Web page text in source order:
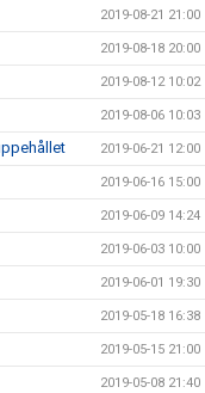
2019-08-21 21:00
2019-08-18 20:00
2019-08-12 10:02
2019-08-06 10:03
2019-06-21 12:00
2019-06-16 15:00
2019-06-09 14:24
2019-06-03 10:00
2019-06-01 19:30
2019-05-18 16:38
2019-05-15 21:00
2019-05-08 21:40